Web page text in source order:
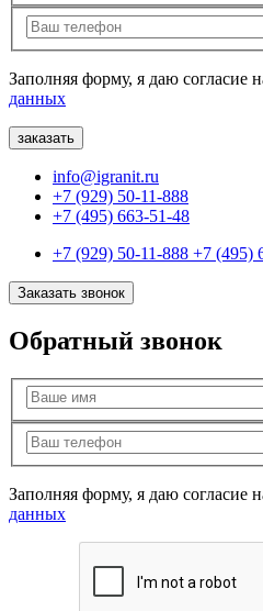
Заполняя форму, я даю согласие
данных
info@igranit.ru
+7 (929) 50-11-888
+7 (495) 663-51-48
+7 (929) 50-11-888 +7 (495)
Заказать звонок
Обратный звонок
Заполняя форму, я даю согласие
данных